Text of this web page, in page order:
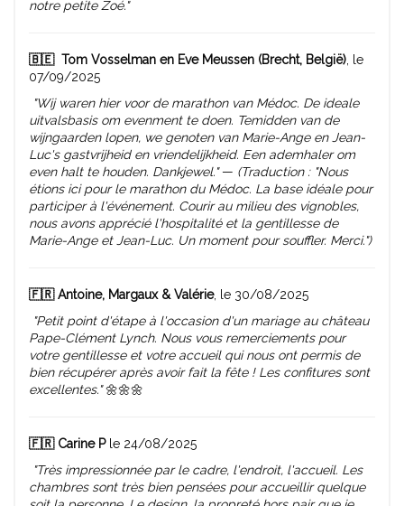
notre petite Zoé."
🇧🇪 Tom Vosselman en Eve Meussen (Brecht, België), le
07/09/2025
"Wij waren hier voor de marathon van Médoc. De ideale
uitvalsbasis om evenment te doen. Temidden van de
wijngaarden lopen, we genoten van Marie-Ange en Jean-
Luc's gastvrijheid en vriendelijkheid. Een ademhaler om
even halt te houden. Dankjewel."— (Traduction : "Nous
étions ici pour le marathon du Médoc. La base idéale pour
participer à l'événement. Courir au milieu des vignobles,
nous avons apprécié l'hospitalité et la gentillesse de
Marie-Ange et Jean-Luc. Un moment pour souffler. Merci.")
🇫🇷 Antoine, Margaux & Valérie, le 30/08/2025
"Petit point d'étape à l'occasion d'un mariage au château
Pape-Clément Lynch. Nous vous remerciements pour
votre gentillesse et votre accueil qui nous ont permis de
bien récupérer après avoir fait la fête ! Les confitures sont
excellentes."🌼🌼🌼
🇫🇷 Carine P le 24/08/2025
"Très impressionnée par le cadre, l'endroit, l'accueil. Les
chambres sont très bien pensées pour accueillir quelque